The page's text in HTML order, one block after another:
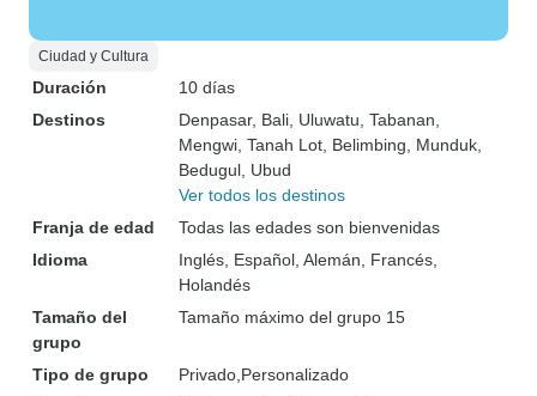
Ciudad y Cultura
Duración
10 días
Destinos
Denpasar, Bali , Uluwatu , Tabanan
Mengwi , Tanah Lot , Belimbing , Munduk
Bedugul , Ubud
Ver todos los destinos
Franja de edad
Todas las edades son bienvenidas
Idioma
Inglés, Español, Alemán, Francés,
Holandés
Tamaño del
grupo
Tamaño máximo del grupo 15
Tipo de grupo Privado Personalizado